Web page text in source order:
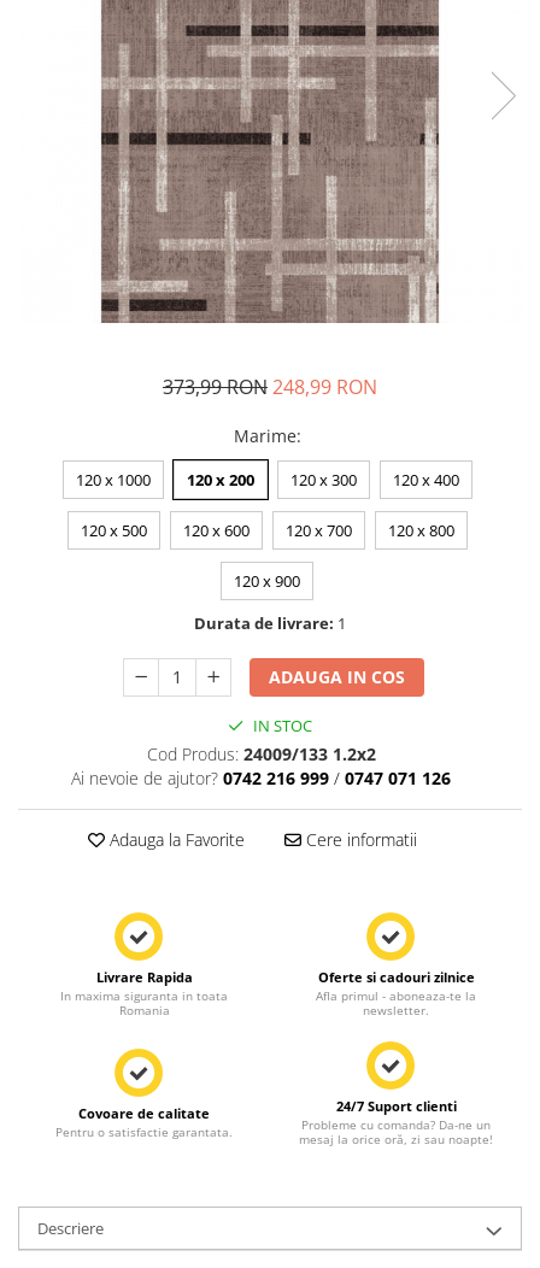
373,99 RON248,99 RON
Marime:
120 x 1000 120 x 200 120 x 300 120 x 400
120 x 500 120 x 600 120 x 700 120 x 800
120 x 900
Durata de livrare: 1
ADAUGA IN COS
IN STOC
Cod Produs: 24009/133 1.2x2
Ai nevoie de ajutor? 0742 216 999 / 0747 071 126
Adauga la Favorite Cere informatii
Livrare Rapida
In maxima siguranta in toata
Romania
Oferte si cadouri zilnice
Afla primul - aboneaza-te la
newsletter.
Covoare de calitate
Pentru o satisfactie garantata.
24/7 Suport clienti
Probleme cu comanda? Da-ne un
mesaj la orice oră, zi sau noapte!
Descriere